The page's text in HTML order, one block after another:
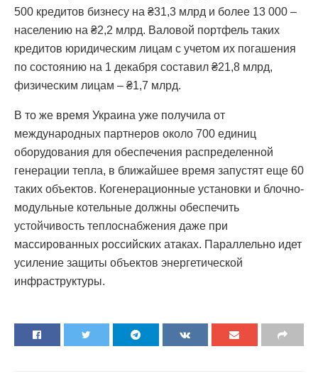
500 кредитов бизнесу на ₴31,3 млрд и более 13 000 –
населению на ₴2,2 млрд. Валовой портфель таких
кредитов юридическим лицам с учетом их погашения
по состоянию на 1 декабря составил ₴21,8 млрд,
физическим лицам – ₴1,7 млрд.
В то же время Украина уже получила от
международных партнеров около 700 единиц
оборудования для обеспечения распределенной
генерации тепла, в ближайшее время запустят еще 60
таких объектов. Когенерационные установки и блочно-
модульные котельные должны обеспечить
устойчивость теплоснабжения даже при
массированных российских атаках. Параллельно идет
усиление защиты объектов энергетической
инфраструктуры.